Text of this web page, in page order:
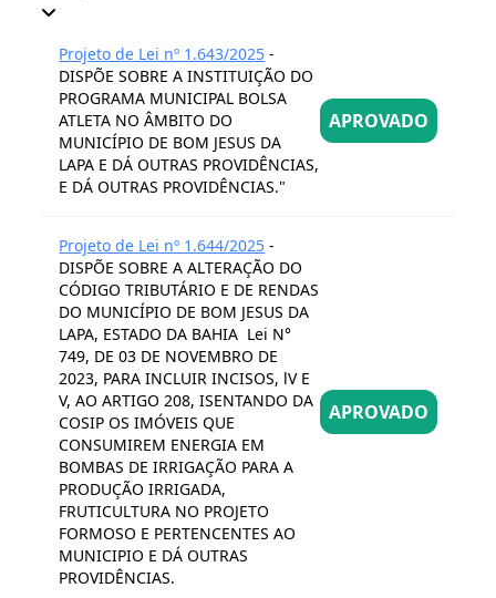
Projeto de Lei nº 1.643/2025 -
DISPÕE SOBRE A INSTITUIÇÃO DO
PROGRAMA MUNICIPAL BOLSA
ATLETA NO ÂMBITO DO
MUNICÍPIO DE BOM JESUS DA
LAPA E DÁ OUTRAS PROVIDÊNCIAS,
E DÁ OUTRAS PROVIDÊNCIAS."
APROVADO
Projeto de Lei nº 1.644/2025 -
DISPÕE SOBRE A ALTERAÇÃO DO
CÓDIGO TRIBUTÁRIO E DE RENDAS
DO MUNICÍPIO DE BOM JESUS DA
LAPA, ESTADO DA BAHIA  Lei N°
749, DE 03 DE NOVEMBRO DE
2023, PARA INCLUIR INCISOS, lV E
V, AO ARTIGO 208, ISENTANDO DA
COSIP OS IMÓVEIS QUE
CONSUMIREM ENERGIA EM
BOMBAS DE IRRIGAÇÃO PARA A
PRODUÇÃO IRRIGADA,
FRUTICULTURA NO PROJETO
FORMOSO E PERTENCENTES AO
MUNICIPIO E DÁ OUTRAS
PROVIDÊNCIAS.
APROVADO